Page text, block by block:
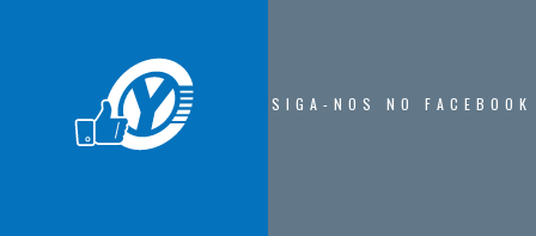
SIGA-NOS NO FACEBOOK